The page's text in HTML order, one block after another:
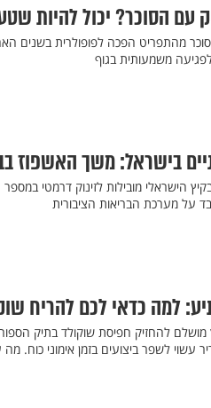
הסוכר? יכול להיות
מהתפריט הפכה לפופולרית בשנים
לפגיעה משמעותית בגוף
בישראל: משך האשפוז
הישראלי מובילות לזינוק דרמטי
על מערכת הבריאות הציבורית
למה כדאי לכם להריח
מושלם להחזיק חפיסת שוקולד בתיק
עשוי לשפר ביצועים בזמן אימוני כוח.